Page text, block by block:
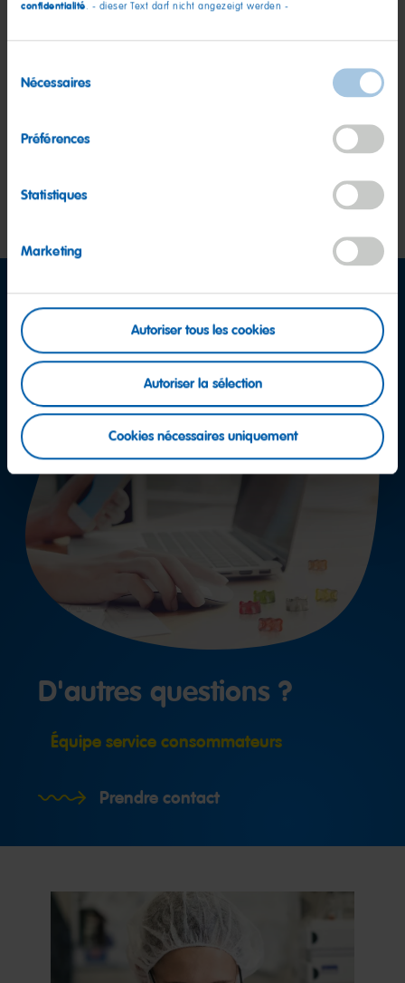
confidentialité. - dieser Text darf nicht angezeigt werden -
duNécessaires
Préférences
Statistiques
Marketing
Autoriser tous les cookies
Autoriser la sélection
Cookies nécessaires uniquement
Toutes les filiales HARIBO, avec ou sans sites de production,
qui fournissent HARIBO dans plus de 120 pays.
D'autres questions ?
Équipe service consommateurs
Prendre contact